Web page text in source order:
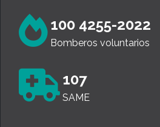
100 4255-2022
Bomberos voluntarios
107
SAME